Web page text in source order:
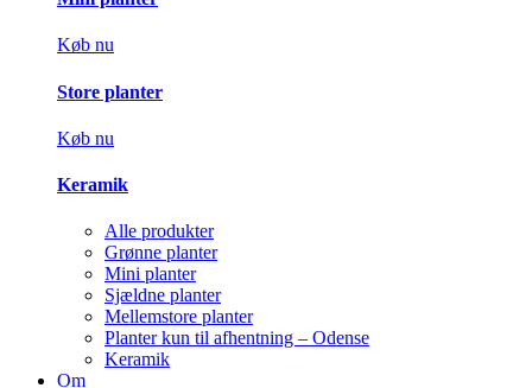
Køb nu
Store planter
Køb nu
Keramik
Alle produkter
Grønne planter
Mini planter
Sjældne planter
Mellemstore planter
Planter kun til afhentning – Odense
Keramik
Om